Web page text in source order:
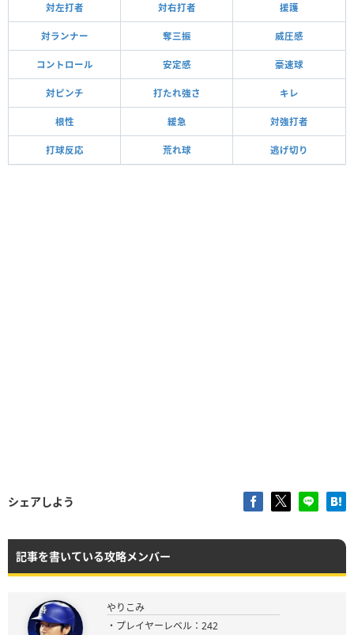
対左打者 対右打者 援護
対ランナー 奪三振 威圧感
コントロール 安定感 豪速球
対ピンチ 打たれ強さ キレ
根性 緩急 対強打者
打球反応 荒れ球 逃げ切り
シェアしよう
記事を書いている攻略メンバー
やりこみ
・プレイヤーレベル：242